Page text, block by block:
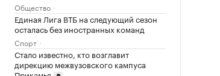
Общество
Единая Лига ВТБ на следующий сезон
осталась без иностранных команд
Спорт
Стало известно, кто возглавит
дирекцию межвузовского кампуса